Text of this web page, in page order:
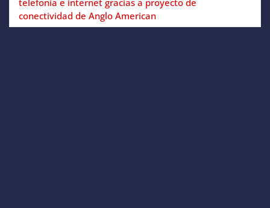
telefonía e internet gracias a proyecto de
conectividad de Anglo American